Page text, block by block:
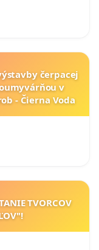
čerpacej
v
- Čierna Voda
TVORCOV